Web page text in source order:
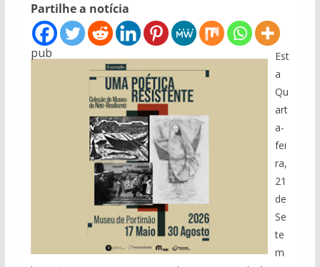
Partilhe a notícia
pub
Est
a
Qu
art
a-
fei
ra,
21
de
Se
te
m